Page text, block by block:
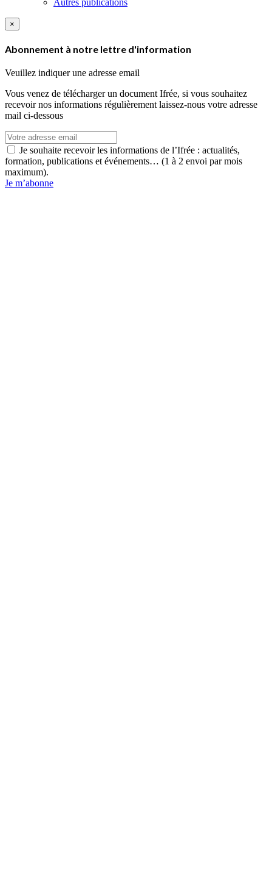
×
Abonnement à notre lettre d'information
Veuillez indiquer une adresse email
Vous venez de télécharger un document Ifrée, si vous souhaitez
recevoir nos informations régulièrement laissez-nous votre adresse
mail ci-dessous
Je souhaite recevoir les informations de l’Ifrée : actualités,
formation, publications et événements… (1 à 2 envoi par mois
maximum).
Je m’abonne